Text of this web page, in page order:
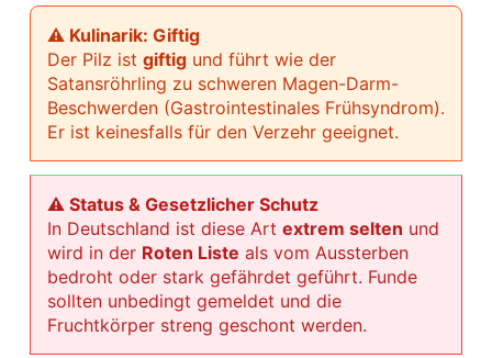
⚠ Kulinarik: Giftig
Der Pilz ist giftig und führt wie der
Satansröhrling zu schweren Magen-Darm-
Beschwerden (Gastrointestinales Frühsyndrom).
Er ist keinesfalls für den Verzehr geeignet.
⚠ Status & Gesetzlicher Schutz
In Deutschland ist diese Art extrem selten und
wird in der Roten Liste als vom Aussterben
bedroht oder stark gefährdet geführt. Funde
sollten unbedingt gemeldet und die
Fruchtkörper streng geschont werden.